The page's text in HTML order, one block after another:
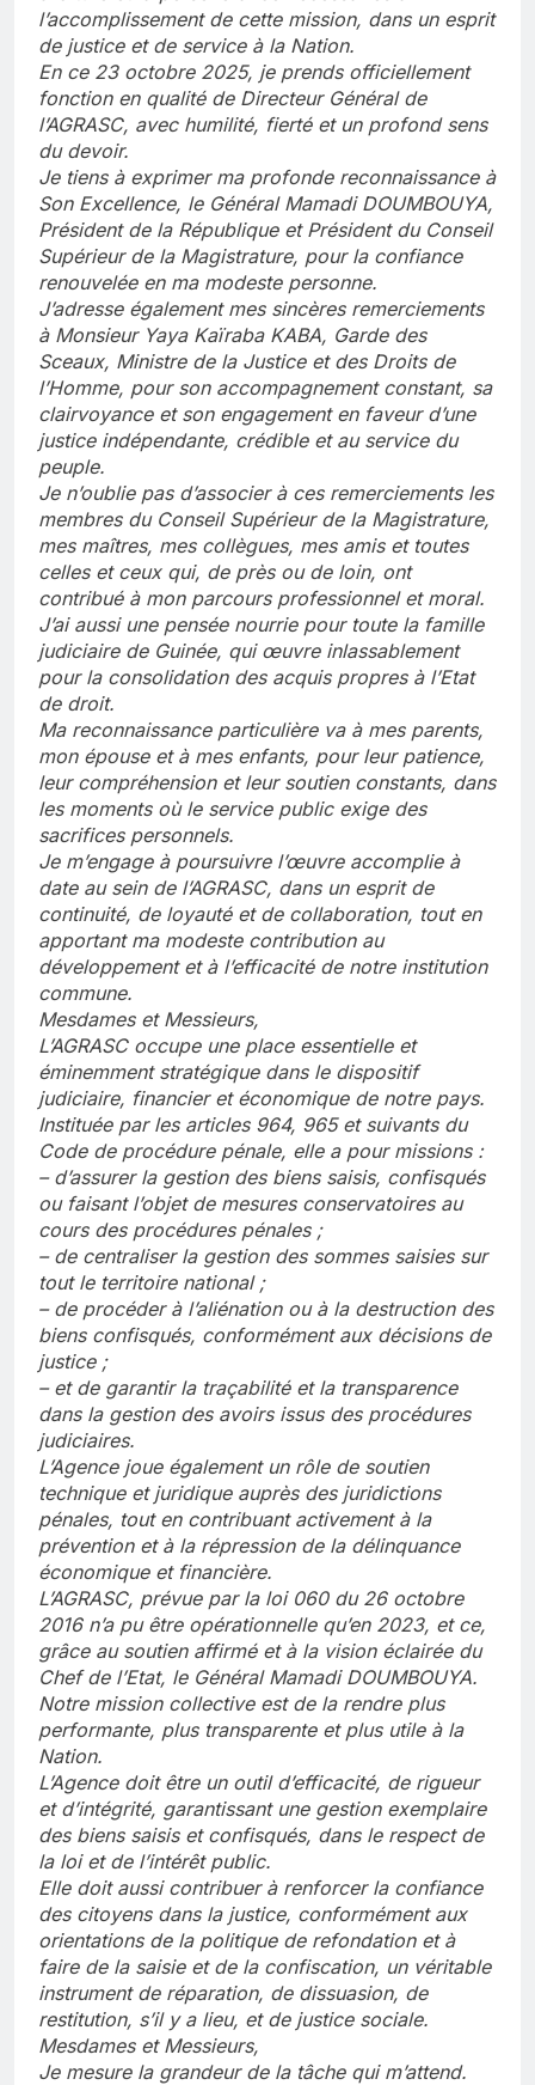
l’accomplissement de cette mission, dans un esprit
de justice et de service à la Nation.
En ce 23 octobre 2025, je prends officiellement
fonction en qualité de Directeur Général de
l’AGRASC, avec humilité, fierté et un profond sens
du devoir.
Je tiens à exprimer ma profonde reconnaissance à
Son Excellence, le Général Mamadi DOUMBOUYA,
Président de la République et Président du Conseil
Supérieur de la Magistrature, pour la confiance
renouvelée en ma modeste personne.
J’adresse également mes sincères remerciements
à Monsieur Yaya Kaïraba KABA, Garde des
Sceaux, Ministre de la Justice et des Droits de
l’Homme, pour son accompagnement constant, sa
clairvoyance et son engagement en faveur d’une
justice indépendante, crédible et au service du
peuple.
Je n’oublie pas d’associer à ces remerciements les
membres du Conseil Supérieur de la Magistrature,
mes maîtres, mes collègues, mes amis et toutes
celles et ceux qui, de près ou de loin, ont
contribué à mon parcours professionnel et moral.
J’ai aussi une pensée nourrie pour toute la famille
judiciaire de Guinée, qui œuvre inlassablement
pour la consolidation des acquis propres à l’Etat
de droit.
Ma reconnaissance particulière va à mes parents,
mon épouse et à mes enfants, pour leur patience,
leur compréhension et leur soutien constants, dans
les moments où le service public exige des
sacrifices personnels.
Je m’engage à poursuivre l’œuvre accomplie à
date au sein de l’AGRASC, dans un esprit de
continuité, de loyauté et de collaboration, tout en
apportant ma modeste contribution au
développement et à l’efficacité de notre institution
commune.
Mesdames et Messieurs,
L’AGRASC occupe une place essentielle et
éminemment stratégique dans le dispositif
judiciaire, financier et économique de notre pays.
Instituée par les articles 964, 965 et suivants du
Code de procédure pénale, elle a pour missions :
– d’assurer la gestion des biens saisis, confisqués
ou faisant l’objet de mesures conservatoires au
cours des procédures pénales ;
– de centraliser la gestion des sommes saisies sur
tout le territoire national ;
– de procéder à l’aliénation ou à la destruction des
biens confisqués, conformément aux décisions de
justice ;
– et de garantir la traçabilité et la transparence
dans la gestion des avoirs issus des procédures
judiciaires.
L’Agence joue également un rôle de soutien
technique et juridique auprès des juridictions
pénales, tout en contribuant activement à la
prévention et à la répression de la délinquance
économique et financière.
L’AGRASC, prévue par la loi 060 du 26 octobre
2016 n’a pu être opérationnelle qu’en 2023, et ce,
grâce au soutien affirmé et à la vision éclairée du
Chef de l’Etat, le Général Mamadi DOUMBOUYA.
Notre mission collective est de la rendre plus
performante, plus transparente et plus utile à la
Nation.
L’Agence doit être un outil d’efficacité, de rigueur
et d’intégrité, garantissant une gestion exemplaire
des biens saisis et confisqués, dans le respect de
la loi et de l’intérêt public.
Elle doit aussi contribuer à renforcer la confiance
des citoyens dans la justice, conformément aux
orientations de la politique de refondation et à
faire de la saisie et de la confiscation, un véritable
instrument de réparation, de dissuasion, de
restitution, s’il y a lieu, et de justice sociale.
Mesdames et Messieurs,
Je mesure la grandeur de la tâche qui m’attend.